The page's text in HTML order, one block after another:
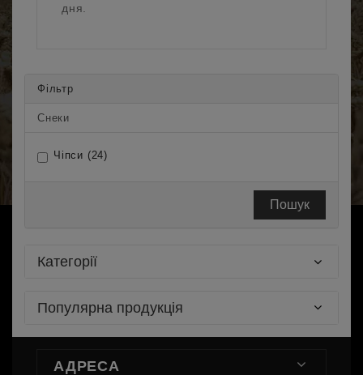
дня.
Фільтр
Снеки
Чіпси (24)
Пошук
Категорії
Популярна продукція
АДРЕСА